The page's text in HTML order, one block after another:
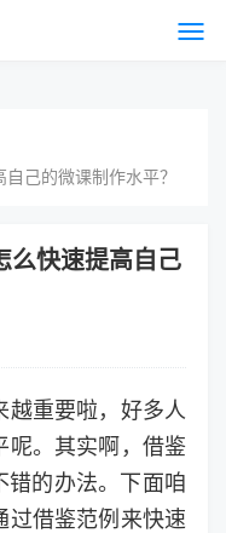
己的微课制作水平？
么快速提高自己
越重要啦，好多人
呢。其实啊，借鉴
错的办法。下面咱
过借鉴范例来快速